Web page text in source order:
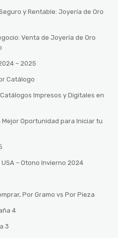
y Rentable: Joyería de Oro
Venta de Joyería de Oro
– 2025
Catálogo
Impresos y Digitales en
Oportunidad para Iniciar tu
– Otono Invierno 2024
Por Gramo vs Por Pieza
4
3